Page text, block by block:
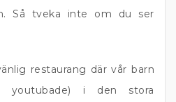
Så tveka inte om du ser
restaurang där vår barn
youtubade) i den stora